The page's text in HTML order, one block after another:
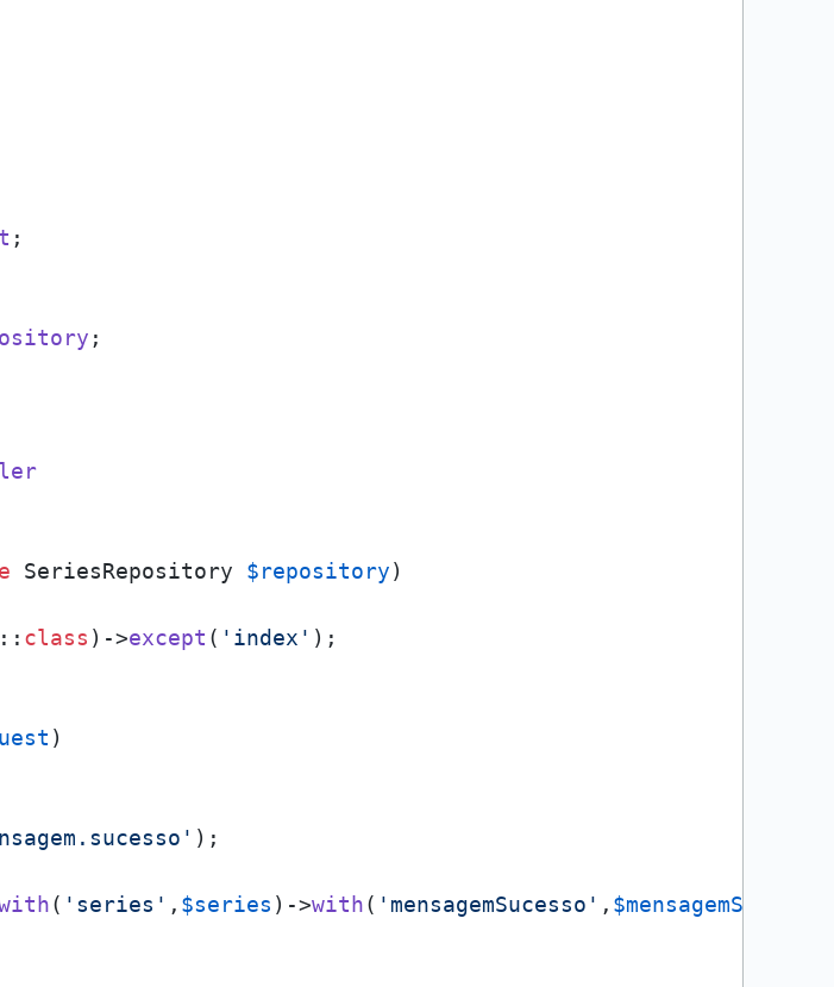
SeriesRepository $repository)
:: class )->except ( 'index' );
)
);
( 'series' , $series )->with( 'mensagemSucesso' , $mensagemSucesso